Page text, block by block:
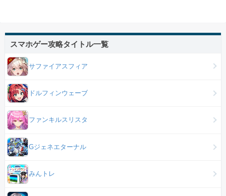
スマホゲー攻略タイトル一覧
サファイアスフィア
ドルフィンウェーブ
ファンキルスリスタ
Gジェネエターナル
みんトレ